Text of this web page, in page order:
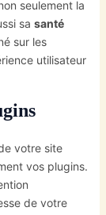
seulement la
sa santé
sur les
utilisateur
votre site
vos plugins.
de votre